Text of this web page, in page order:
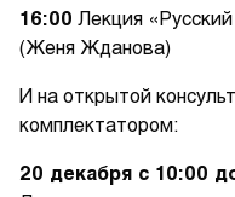
16:00 Лекция
(Женя Жданова)
И на открытой
комплектатором:
20 декабря с 10:00